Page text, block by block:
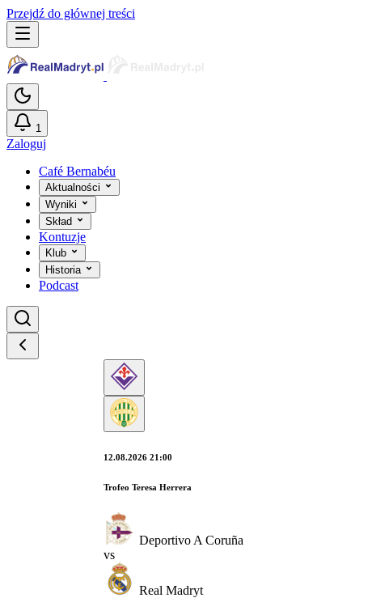
Przejdź do głównej treści
1
Zaloguj
Café Bernabéu
Aktualności
Wyniki
Skład
Kontuzje
Klub
Historia
Podcast
12.08.2026 21:00
Trofeo Teresa Herrera
Deportivo A Coruña
vs
Real Madryt